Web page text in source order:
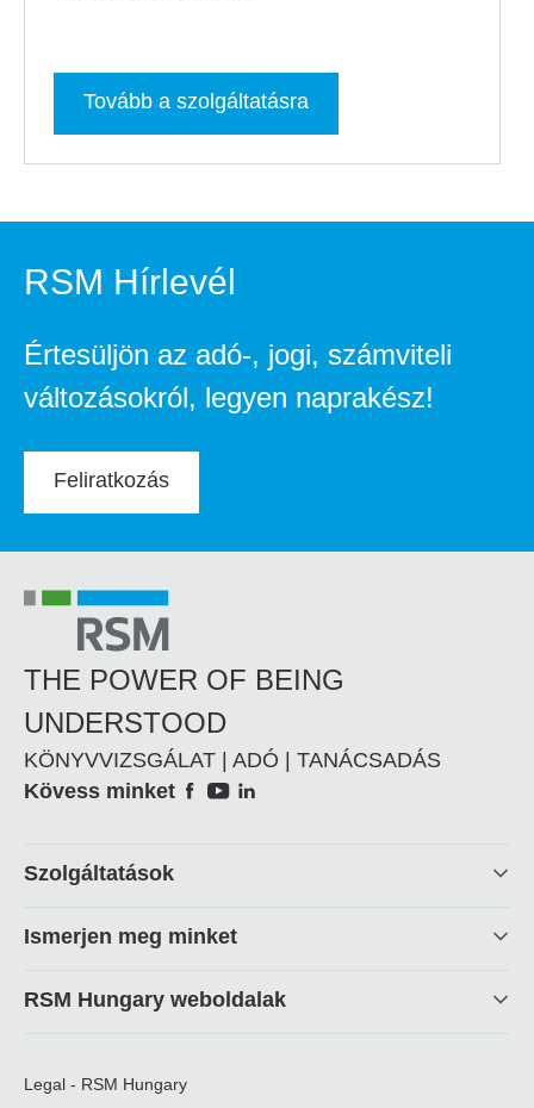
Tovább a szolgáltatásra
RSM Hírlevél
Értesüljön az adó-, jogi, számviteli
változásokról, legyen naprakész!
Feliratkozás
THE POWER OF BEING
UNDERSTOOD
KÖNYVVIZSGÁLAT | ADÓ | TANÁCSADÁS
Social
Kövess minket
Footer
Szolgáltatások
Ismerjen meg minket
RSM Hungary weboldalak
Legal - RSM Hungary